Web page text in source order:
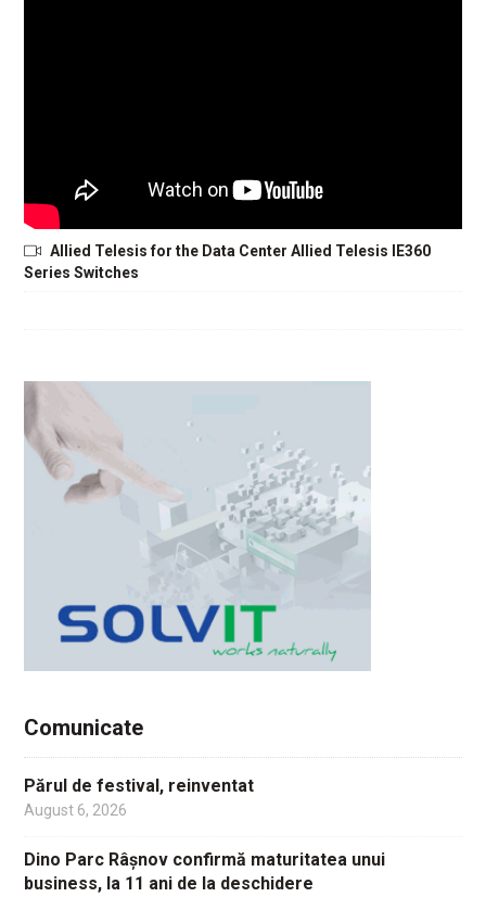
Allied Telesis for the Data Center Allied Telesis IE360
Series Switches
Comunicate
Părul de festival, reinventat
August 6, 2026
Dino Parc Râșnov confirmă maturitatea unui
business, la 11 ani de la deschidere